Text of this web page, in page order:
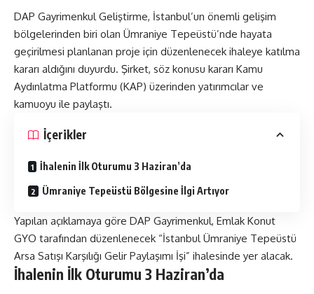
DAP Gayrimenkul Geliştirme, İstanbul’un önemli gelişim
bölgelerinden biri olan Ümraniye Tepeüstü’nde hayata
geçirilmesi planlanan proje için düzenlenecek ihaleye katılma
kararı aldığını duyurdu. Şirket, söz konusu kararı Kamu
Aydınlatma Platformu (KAP) üzerinden yatırımcılar ve
kamuoyu ile paylaştı.
İçerikler
İhalenin İlk Oturumu 3 Haziran’da
Ümraniye Tepeüstü Bölgesine İlgi Artıyor
Yapılan açıklamaya göre DAP Gayrimenkul, Emlak Konut
GYO tarafından düzenlenecek “İstanbul Ümraniye Tepeüstü
Arsa Satışı Karşılığı Gelir Paylaşımı İşi” ihalesinde yer alacak.
İhalenin İlk Oturumu 3 Haziran’da